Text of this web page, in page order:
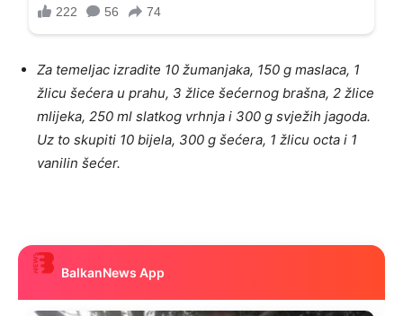
Za temeljac izradite 10 žumanjaka, 150 g maslaca, 1
žlicu šećera u prahu, 3 žlice šećernog brašna, 2 žlice
mlijeka, 250 ml slatkog vrhnja i 300 g svježih jagoda.
Uz to skupiti 10 bijela, 300 g šećera, 1 žlicu octa i 1
vanilin šećer.
BalkanNews App